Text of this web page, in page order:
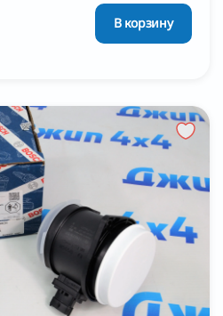
В корзину